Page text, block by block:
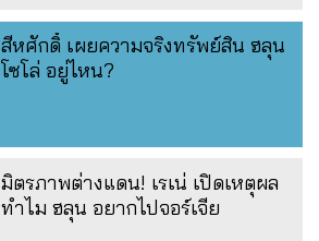
สีหศักดิ์ เผยความจริงทรัพย์สิน ฮลุน
โซโล่ อยู่ไหน?
มิตรภาพต่างแดน! เรเน่ เปิดเหตุผล
ทำไม ฮลุน อยากไปจอร์เจีย